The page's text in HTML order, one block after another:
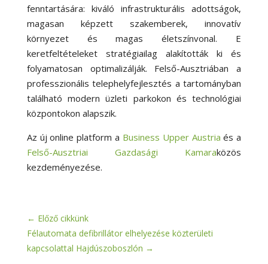
fenntartására: kiváló infrastrukturális adottságok,
magasan képzett szakemberek, innovatív
környezet és magas életszínvonal. E
keretfeltételeket stratégiailag alakították ki és
folyamatosan optimalizálják. Felső-Ausztriában a
professzionális telephelyfejlesztés a tartományban
található modern üzleti parkokon és technológiai
központokon alapszik.
Az új online platform a Business Upper Austria és a
Felső-Ausztriai Gazdasági Kamaraközös
kezdeményezése.
← Előző cikkünk
Félautomata defibrillátor elhelyezése közterületi
kapcsolattal Hajdúszoboszlón →